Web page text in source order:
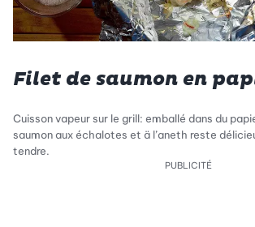
Filet de saumon en
Cuisson vapeur sur le grill: emballé dans du
saumon aux échalotes et ä l’aneth reste
tendre.
PUBLICITÉ